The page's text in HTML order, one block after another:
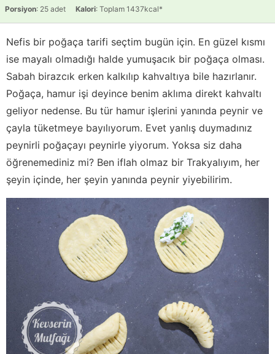
Porsiyon: 25 adet Kalori: Toplam 1437kcal*
Nefis bir poğaça tarifi seçtim bugün için. En güzel kısmı
ise mayalı olmadığı halde yumuşacık bir poğaça olması.
Sabah birazcık erken kalkılıp kahvaltıya bile hazırlanır.
Poğaça, hamur işi deyince benim aklıma direkt kahvaltı
geliyor nedense. Bu tür hamur işlerini yanında peynir ve
çayla tüketmeye bayılıyorum. Evet yanlış duymadınız
peynirli poğaçayı peynirle yiyorum. Yoksa siz daha
öğrenemediniz mi? Ben iflah olmaz bir Trakyalıyım, her
şeyin içinde, her şeyin yanında peynir yiyebilirim.